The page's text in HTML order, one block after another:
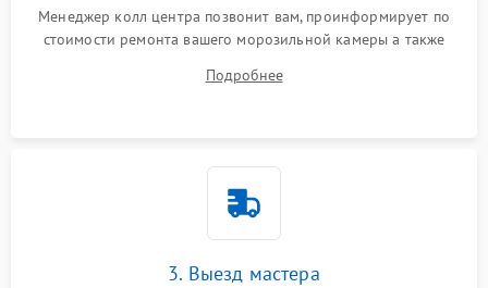
Менеджер колл центра позвонит вам, проинформирует по
стоимости ремонта вашего морозильной камеры а также
Подробнее
3. Выезд мастера